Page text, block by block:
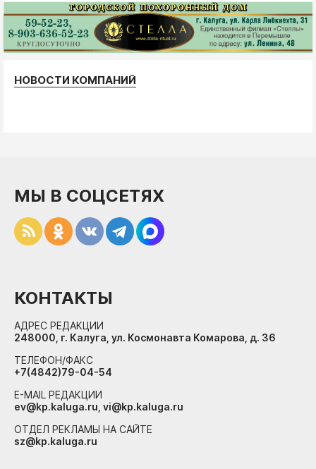
НОВОСТИ КОМПАНИЙ
МЫ В СОЦСЕТЯХ
КОНТАКТЫ
АДРЕС РЕДАКЦИИ
248000, г. Калуга, ул. Космонавта Комарова, д. 36
ТЕЛЕФОН/ФАКС
+7(4842)79-04-54
E-MAIL РЕДАКЦИИ
ev@kp.kaluga.ru, vi@kp.kaluga.ru
ОТДЕЛ РЕКЛАМЫ НА САЙТЕ
sz@kp.kaluga.ru